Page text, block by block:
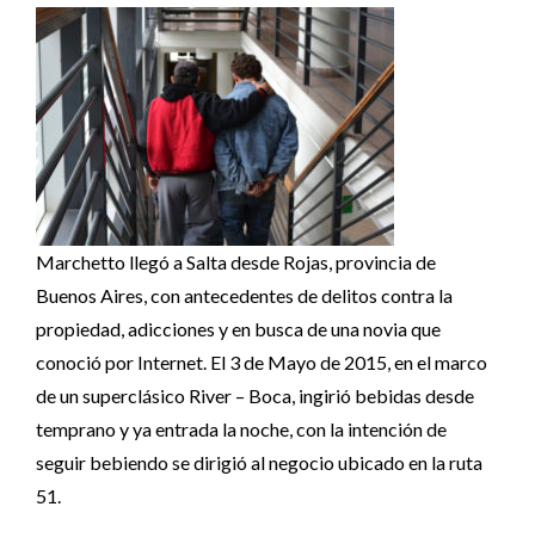
Marchetto llegó a Salta desde Rojas, provincia de
Buenos Aires, con antecedentes de delitos contra la
propiedad, adicciones y en busca de una novia que
conoció por Internet. El 3 de Mayo de 2015, en el marco
de un superclásico River – Boca, ingirió bebidas desde
temprano y ya entrada la noche, con la intención de
seguir bebiendo se dirigió al negocio ubicado en la ruta
51.